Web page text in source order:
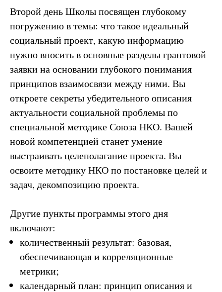
Второй день Школы посвящен глубокому
погружению в темы: что такое идеальный
социальный проект, какую информацию
нужно вносить в основные разделы грантовой
заявки на основании глубокого понимания
принципов взаимосвязи между ними. Вы
откроете секреты убедительного описания
актуальности социальной проблемы по
специальной методике Союза НКО. Вашей
новой компетенцией станет умение
выстраивать целеполагание проекта. Вы
освоите методику НКО по постановке целей и
задач, декомпозицию проекта.
Другие пункты программы этого дня
включают:
количественный результат: базовая,
обеспечивающая и корреляционные
метрики;
календарный план: принцип описания и